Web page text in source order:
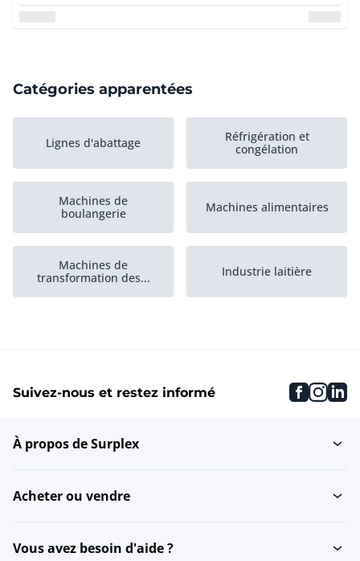
Catégories apparentées
Lignes d'abattage
Réfrigération et
congélation
Machines de
boulangerie
Machines alimentaires
Machines de
transformation des...
Industrie laitière
Machines de confiserie
Remplisseuses rotatives
de liquide
Suivez-nous et restez informé
À propos de Surplex
Acheter ou vendre
Vous avez besoin d'aide ?